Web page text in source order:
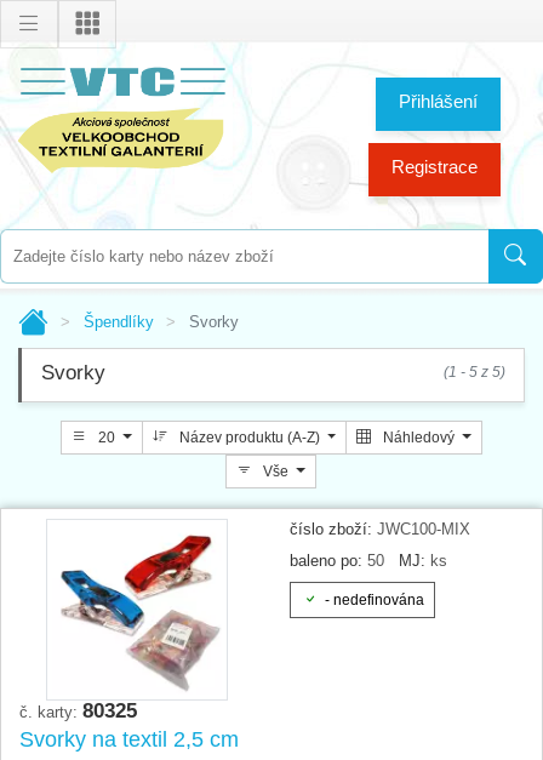
Přihlášení
Registrace
Špendlíky Svorky
Svorky (1 - 5 z 5)
20 Název produktu (A-Z)
Náhledový
Vše
číslo zboží: JWC100-MIX
baleno po: 50 MJ: ks
- nedefinována
č. karty: 80325
Svorky na textil 2,5 cm